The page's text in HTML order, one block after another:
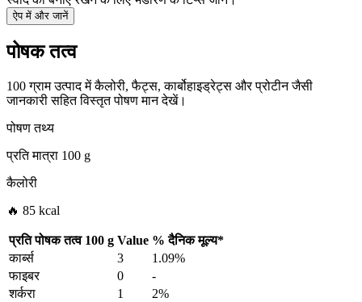
ऐप में और जानें
पोषक तत्व
100 ग्राम उत्पाद में कैलोरी, फैट्स, कार्बोहाइड्रेट्स और प्रोटीन जैसी
जानकारी सहित विस्तृत पोषण मान देखें।
पोषण तथ्य
प्रति मात्रा 100 g
कैलोरी
🔥 85 kcal
प्रति पोषक तत्व 100 g Value %दैनिक मूल्य*
कार्ब्स
3
1.09%
फाइबर
0
-
शर्करा
1
2%